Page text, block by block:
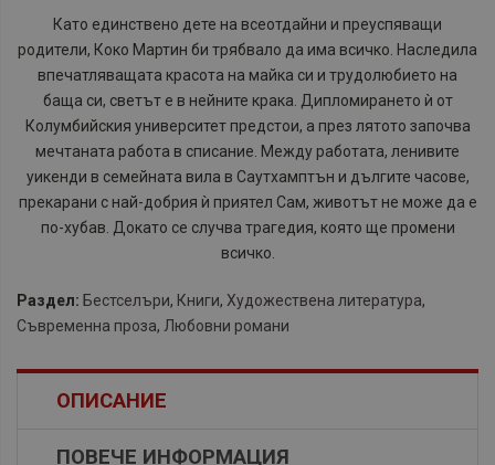
Като единствено дете на всеотдайни и преуспяващи
родители, Коко Мартин би трябвало да има всичко. Наследила
впечатляващата красота на майка си и трудолюбието на
баща си, светът е в нейните крака. Дипломирането ѝ от
Колумбийския университет предстои, а през лятото започва
мечтаната работа в списание. Между работата, ленивите
уикенди в семейната вила в Саутхамптън и дългите часове,
прекарани с най-добрия ѝ приятел Сам, животът не може да е
по-хубав. Докато се случва трагедия, която ще промени
всичко.
Раздел: Бестселъри, Книги, Художествена литература,
Съвременна проза, Любовни романи
ОПИСАНИЕ
ПОВЕЧЕ ИНФОРМАЦИЯ